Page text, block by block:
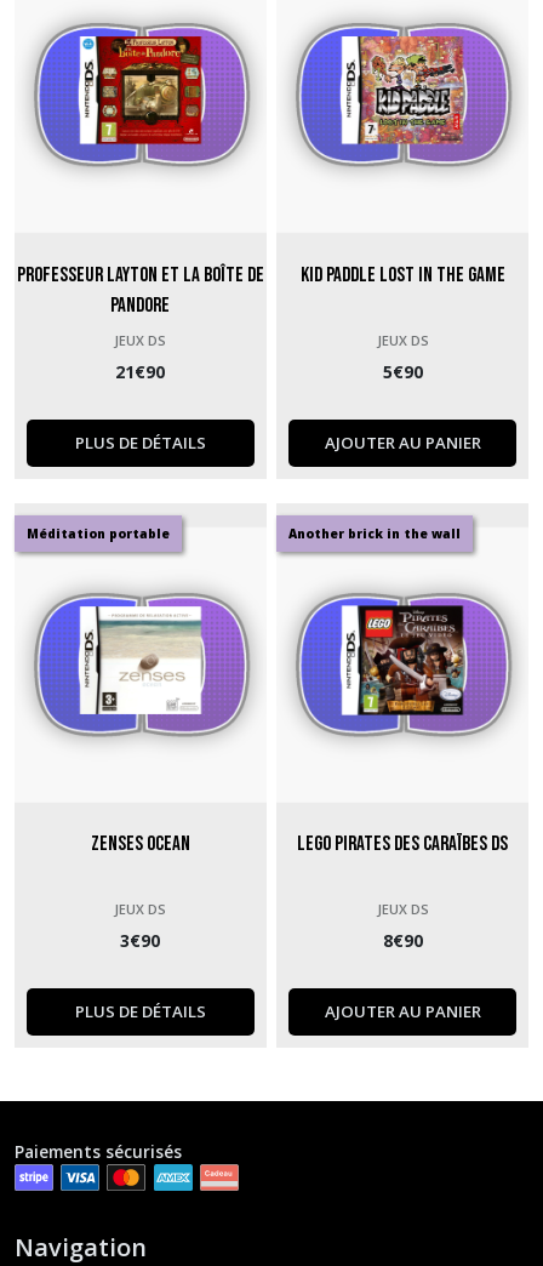
Professeur Layton et la boîte de
Pandore
JEUX DS
21€90
PLUS DE DÉTAILS
Kid Paddle Lost in the Game
JEUX DS
5€90
AJOUTER AU PANIER
Méditation portable
Zenses Ocean
JEUX DS
3€90
PLUS DE DÉTAILS
Another brick in the wall
Lego Pirates des Caraïbes DS
JEUX DS
8€90
AJOUTER AU PANIER
Paiements sécurisés
Navigation